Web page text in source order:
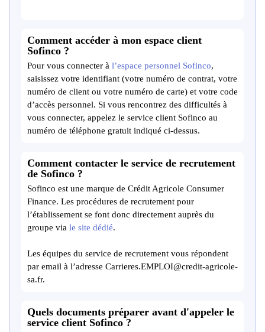
Comment accéder à mon espace client
Sofinco ?
Pour vous connecter à l’espace personnel Sofinco,
saisissez votre identifiant (votre numéro de contrat, votre
numéro de client ou votre numéro de carte) et votre code
d’accès personnel. Si vous rencontrez des difficultés à
vous connecter, appelez le service client Sofinco au
numéro de téléphone gratuit indiqué ci-dessus.
Comment contacter le service de recrutement
de Sofinco ?
Sofinco est une marque de Crédit Agricole Consumer
Finance. Les procédures de recrutement pour
l’établissement se font donc directement auprès du
groupe via le site dédié.
Les équipes du service de recrutement vous répondent
par email à l’adresse Carrieres.EMPLOI@credit-agricole-
sa.fr.
Quels documents préparer avant d'appeler le
service client Sofinco ?